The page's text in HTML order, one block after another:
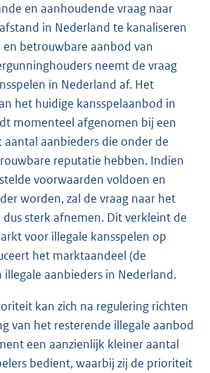
en aanhoudende vraag naar
in Nederland te kanaliseren
en betrouwbare aanbod van
neemt de vraag
in Nederland af. Het
het huidige kansspelaanbod in
momenteel afgenomen bij een
aanbieders die onder de
reputatie hebben. Indien
voorwaarden voldoen en
worden, zal de vraag naar het
sterk afnemen. Dit verkleint de
voor illegale kansspelen op
het marktaandeel (de
illegale aanbieders in Nederland.
kan zich na regulering richten
van het resterende illegale aanbod
een aanzienlijk kleiner aantal
bedient, waarbij zij de prioriteit